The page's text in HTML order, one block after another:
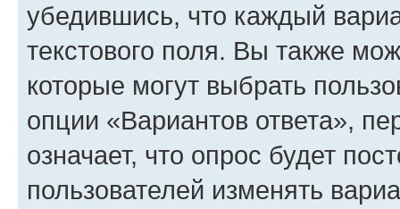
убедившись, что каждый
текстового поля. Вы также
которые могут выбрать
опции «Вариантов ответа»,
означает, что опрос будет
пользователей изменять